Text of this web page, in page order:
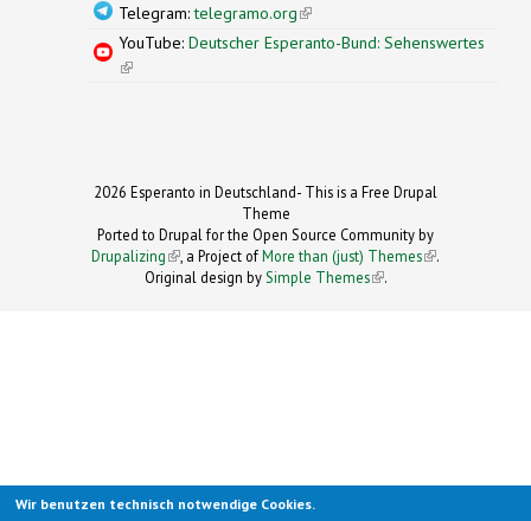
Telegram:telegramo.org(link is external)
YouTube: Deutscher Esperanto-Bund: Sehenswertes
(link is external)
2026 Esperanto in Deutschland- This is a Free Drupal
Theme
Ported to Drupal for the Open Source Community by
Drupalizing(link is external)
, a Project ofMore than (just) Themes (link is
.
Original design by Simple Themes
(link is
.
Wir benutzen technisch notwendige Cookies.